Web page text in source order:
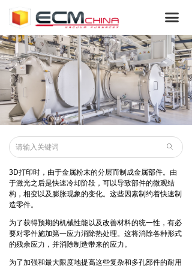
끀
网站首页
集团
我们的服务
ICBP®
真空炉
熔炼炉和感应炉
光伏炉和晶体生长设备
沉积炉
特种炉
低压渗碳
3D打印时，由于金属粉末的分层而制成金属部件。由
于激光之后是快速冷却阶段，可以导致部件的微观结
构，相变以及膨胀现象的变化。这些因素制约着快速制
造零件。
为了获得预期的机械性能以及改善材料的统一性，有必
要对零件施加第一应力消除热处理。这将消除各种形式
的残余应力，并消除制造带来的应力。
为了加强和最大限度地提高这些复杂和多孔部件的耐用
ꄙ